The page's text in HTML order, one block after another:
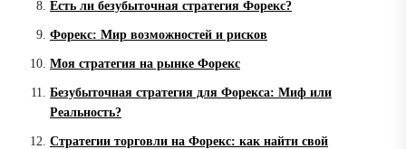
Есть ли безубыточная стратегия Форекс?
Форекс: Мир возможностей и рисков
Моя стратегия на рынке Форекс
Безубыточная стратегия для Форекса: Миф или
Реальность?
Стратегии торговли на Форекс: как найти свой